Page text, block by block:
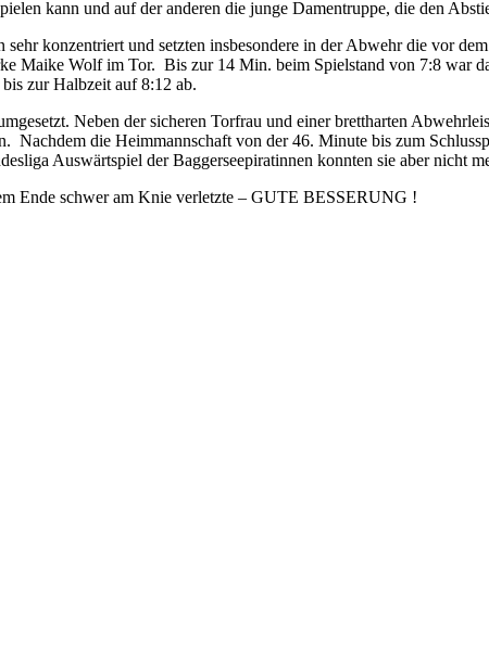
kann und auf der anderen die junge Damentruppe, die den
konzentriert und setzten insbesondere in der Abwehr die vor
Maike Wolf im Tor. Bis zur 14 Min. beim Spielstand von 7:8 war
zur Halbzeit auf 8:12 ab.
Neben der sicheren Torfrau und einer brettharten
Nachdem die Heimmannschaft von der 46. Minute bis zum
Auswärtspiel der Baggerseepiratinnen konnten sie aber nicht
Ende schwer am Knie verletzte – GUTE BESSERUNG !